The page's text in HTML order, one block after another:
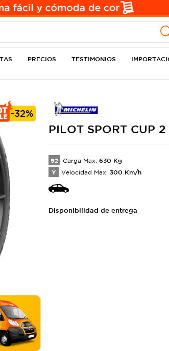
PRECIOS TESTIMONIOS
-32%
PILOT SPORT CUP
92 Carga Max: 630 Kg
Y Velocidad Max: 300 Km/h
Disponibilidad de entrega